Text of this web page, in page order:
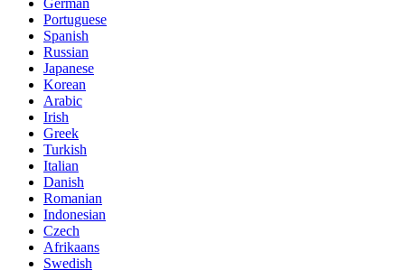
Portuguese
Spanish
Russian
Japanese
Korean
Arabic
Irish
Greek
Turkish
Italian
Danish
Romanian
Indonesian
Czech
Afrikaans
Swedish